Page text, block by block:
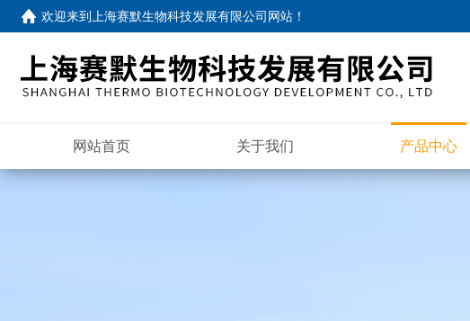
欢迎来到 上海赛默生物科技发展有限公司网站 ！
网站首页 关于我们 产品中心